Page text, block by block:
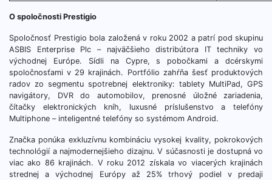
O spoločnosti Prestigio
Spoločnosť Prestigio bola založená v roku 2002 a patrí pod skupinu
ASBIS Enterprise Plc – najväčšieho distribútora IT techniky vo
východnej Európe. Sídli na Cypre, s pobočkami a dcérskymi
spoločnosťami v 29 krajinách. Portfólio zahŕňa šesť produktových
radov zo segmentu spotrebnej elektroniky: tablety MultiPad, GPS
navigátory, DVR do automobilov, prenosné úložné zariadenia,
čítačky elektronických kníh, luxusné príslušenstvo a telefóny
Multiphone – inteligentné telefóny so systémom Android.
Značka ponúka exkluzívnu kombináciu vysokej kvality, pokrokových
technológií a najmodernejšieho dizajnu. V súčasnosti je dostupná vo
viac ako 86 krajinách. V roku 2012 získala vo viacerých krajinách
strednej a východnej Európy až 25% trhový podiel v predaji